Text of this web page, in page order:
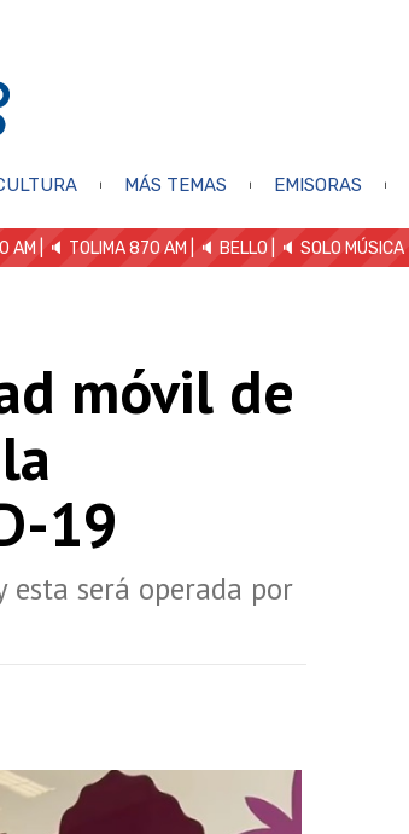
MÁS TEMAS EMISORAS
AM | 🔈 TOLIMA 870 AM | 🔈 BELLO 🔈 SOLO MÚSICA
móvil de
19
esta será operada por